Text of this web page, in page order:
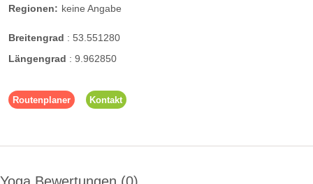
Regionen: keine Angabe
Breitengrad : 53.551280
Längengrad : 9.962850
Routenplaner Kontakt